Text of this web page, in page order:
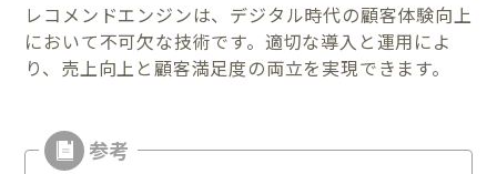
レコメンドエンジンは、デジタル時代の顧客体験向上
において不可欠な技術です。適切な導入と運用によ
り、売上向上と顧客満足度の両立を実現できます。